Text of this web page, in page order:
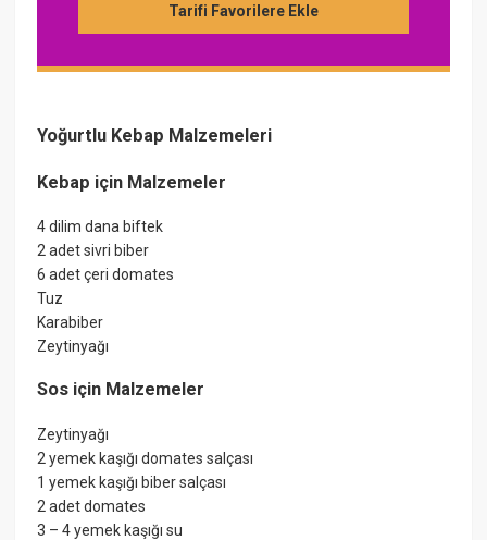
Tarifi Favorilere Ekle
Yoğurtlu Kebap Malzemeleri
Kebap için Malzemeler
4 dilim dana biftek
2 adet sivri biber
6 adet çeri domates
Tuz
Karabiber
Zeytinyağı
Sos için Malzemeler
Zeytinyağı
2 yemek kaşığı domates salçası
1 yemek kaşığı biber salçası
2 adet domates
3 – 4 yemek kaşığı su